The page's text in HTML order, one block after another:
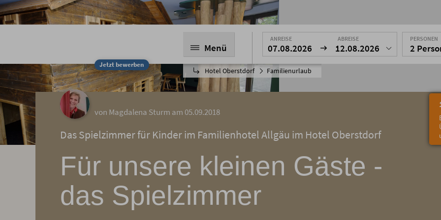
Jetzt bewerben
Menü
Hotel Oberstdorf Familienurlaub
ANREISE
07.08.2026
ABREISE
12.08.2026
PERSONEN
2
von Magdalena Sturm am 05.09.2018
Das Spielzimmer für Kinder im Familienhotel Allgäu im Hotel Oberstdorf
Für unsere kleinen Gäste -
das Spielzimmer